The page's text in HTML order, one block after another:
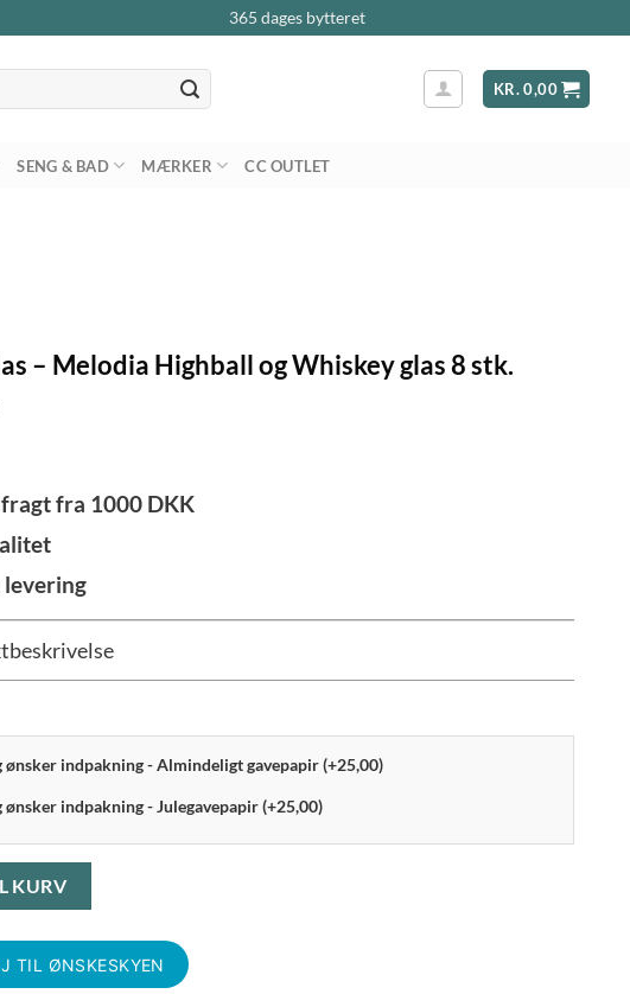
365 dages bytteret
KR.0,00
SENG & BAD MÆRKER CC OUTLET
– Melodia Highball og Whiskey glas 8 stk.
fra 1000 DKK
ønsker indpakning - Almindeligt gavepapir (+25,00)
ønsker indpakning - Julegavepapir (+25,00)
KURV
TIL ØNSKESKYEN